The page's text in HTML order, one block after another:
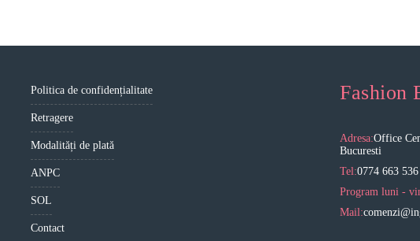
Politica de confidențialitate
Retragere
Modalități de plată
ANPC
SOL
Contact
Fashion
Adresa:Office
Bucuresti
Tel:0774 663 536
Program luni -
Mail: